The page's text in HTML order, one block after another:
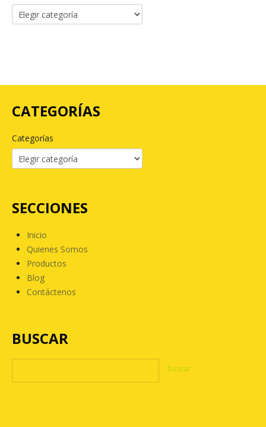
CATEGORÍAS
Categorías
SECCIONES
Inicio
Quienes Somos
Productos
Blog
Contáctenos
BUSCAR